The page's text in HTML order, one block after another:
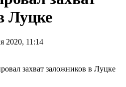
Луцке
2020, 11:14